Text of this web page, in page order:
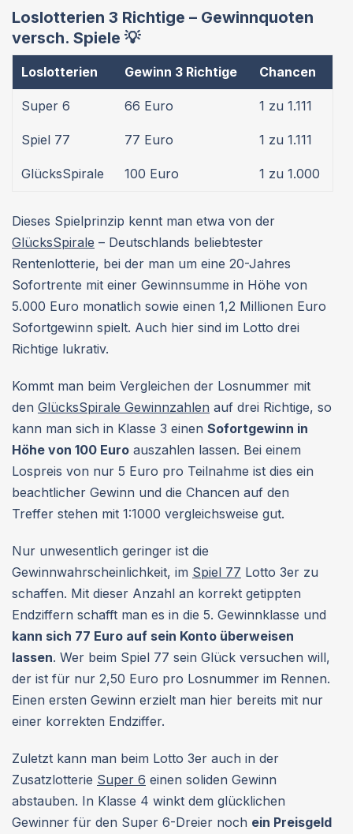
Loslotterien 3 Richtige – Gewinnquoten
versch. Spiele 💡
Loslotterien Gewinn 3 Richtige Chancen
Super 6 66 Euro 1 zu 1.111
Spiel 77 77 Euro 1 zu 1.111
GlücksSpirale 100 Euro 1 zu 1.000
Dieses Spielprinzip kennt man etwa von der
GlücksSpirale – Deutschlands beliebtester
Rentenlotterie, bei der man um eine 20-Jahres
Sofortrente mit einer Gewinnsumme in Höhe von
5.000 Euro monatlich sowie einen 1,2 Millionen Euro
Sofortgewinn spielt. Auch hier sind im Lotto drei
Richtige lukrativ.
Kommt man beim Vergleichen der Losnummer mit
den GlücksSpirale Gewinnzahlen auf drei Richtige, so
kann man sich in Klasse 3 einen Sofortgewinn in
Höhe von 100 Euro auszahlen lassen. Bei einem
Lospreis von nur 5 Euro pro Teilnahme ist dies ein
beachtlicher Gewinn und die Chancen auf den
Treffer stehen mit 1:1000 vergleichsweise gut.
Nur unwesentlich geringer ist die
Gewinnwahrscheinlichkeit, im Spiel 77 Lotto 3er zu
schaffen. Mit dieser Anzahl an korrekt getippten
Endziffern schafft man es in die 5. Gewinnklasse und
kann sich 77 Euro auf sein Konto überweisen
lassen. Wer beim Spiel 77 sein Glück versuchen will,
der ist für nur 2,50 Euro pro Losnummer im Rennen.
Einen ersten Gewinn erzielt man hier bereits mit nur
einer korrekten Endziffer.
Zuletzt kann man beim Lotto 3er auch in der
Zusatzlotterie Super 6 einen soliden Gewinn
abstauben. In Klasse 4 winkt dem glücklichen
Gewinner für den Super 6-Dreier noch ein Preisgeld